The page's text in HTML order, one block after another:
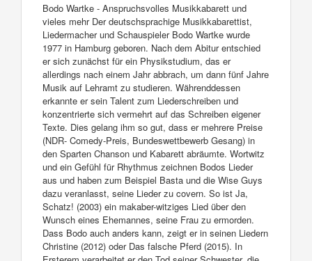
Bodo Wartke - Anspruchsvolles Musikkabarett und
vieles mehr Der deutschsprachige Musikkabarettist,
Liedermacher und Schauspieler Bodo Wartke wurde
1977 in Hamburg geboren. Nach dem Abitur entschied
er sich zunächst für ein Physikstudium, das er
allerdings nach einem Jahr abbrach, um dann fünf Jahre
Musik auf Lehramt zu studieren. Währenddessen
erkannte er sein Talent zum Liederschreiben und
konzentrierte sich vermehrt auf das Schreiben eigener
Texte. Dies gelang ihm so gut, dass er mehrere Preise
(NDR- Comedy-Preis, Bundeswettbewerb Gesang) in
den Sparten Chanson und Kabarett abräumte. Wortwitz
und ein Gefühl für Rhythmus zeichnen Bodos Lieder
aus und haben zum Beispiel Basta und die Wise Guys
dazu veranlasst, seine Lieder zu covern. So ist Ja,
Schatz! (2003) ein makaber-witziges Lied über den
Wunsch eines Ehemannes, seine Frau zu ermorden.
Dass Bodo auch anders kann, zeigt er in seinen Liedern
Christine (2012) oder Das falsche Pferd (2015). In